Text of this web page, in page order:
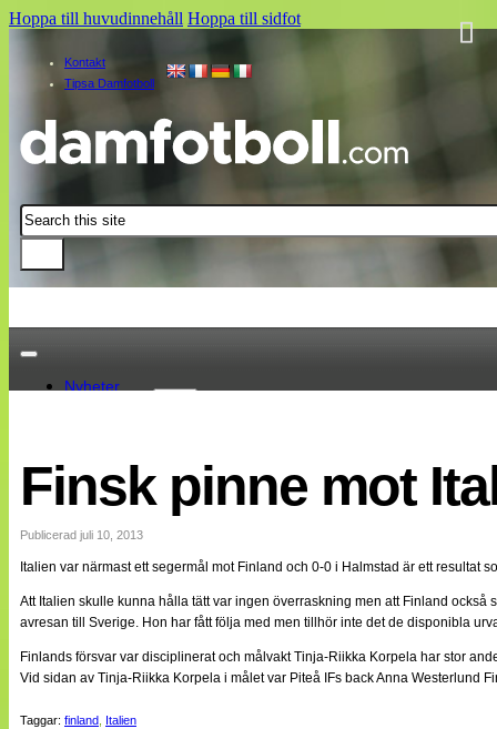
Hoppa till huvudinnehåll Hoppa till sidfot
Kontakt
Tipsa Damfotboll
Sök
Nyheter
Landslaget
EM 2013
Internationellt
Bildreportage
Bloggar
Lagen
Webb-TV
Medlemsbilder
Till klubbkassan
Split vision
Finsk pinne mot
Publicerad juli 10, 2013
Italien var närmast ett segermål mot Finland och 0-0 i Halmstad är ett
Att Italien skulle kunna hålla tätt var ingen överraskning men att Finland
avresan till Sverige. Hon har fått följa med men tillhör inte det de disponibla
Finlands försvar var disciplinerat och målvakt Tinja-Riikka Korpela har stor
Vid sidan av Tinja-Riikka Korpela i målet var Piteå IFs back Anna Westerlund
Taggar: finland Italien